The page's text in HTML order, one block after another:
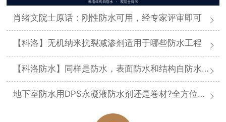
肖绪文院士原话：刚性防水可用，经专家评审即可
【科洛】无机纳米抗裂减渗剂适用于哪些防水工程
【科洛防水】同样是防水，表面防水和结构自防水差在哪
地下室防水用DPS永凝液防水剂还是卷材?全方位对比分析